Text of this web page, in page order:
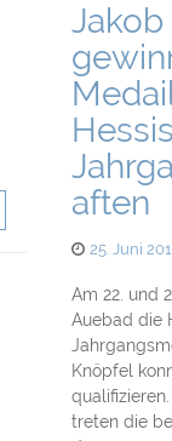
aften
Posted
25. Juni
Am 22. und
Auebad die
Knöpfel
treten die